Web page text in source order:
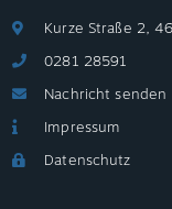
Kurze Straße 2,
0281 28591
Nachricht senden
Impressum
Datenschutz